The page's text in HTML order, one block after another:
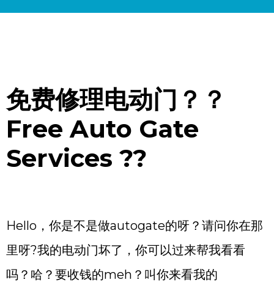
免费修理电动门？？
Free Auto Gate
Services ??
Hello，你是不是做autogate的呀？请问你在那
里呀?我的电动门坏了，你可以过来帮我看看
吗？哈？要收钱的meh？叫你来看我的